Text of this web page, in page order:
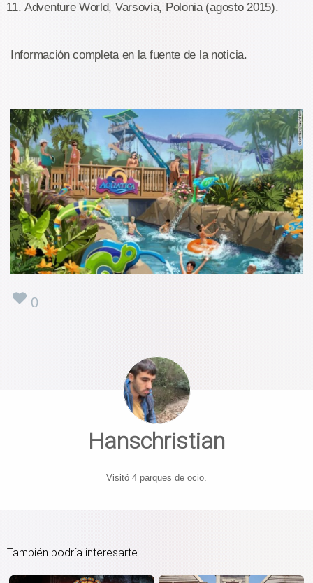
Adventure World, Varsovia, Polonia (agosto 2015).
Información completa en la fuente de la noticia.
0
Hanschristian
Visitó 4 parques de ocio.
También podría interesarte...